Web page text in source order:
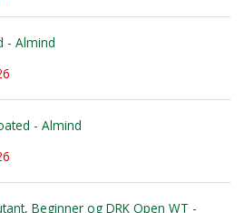
- Almind
- Almind
Beginner og DRK Open WT -